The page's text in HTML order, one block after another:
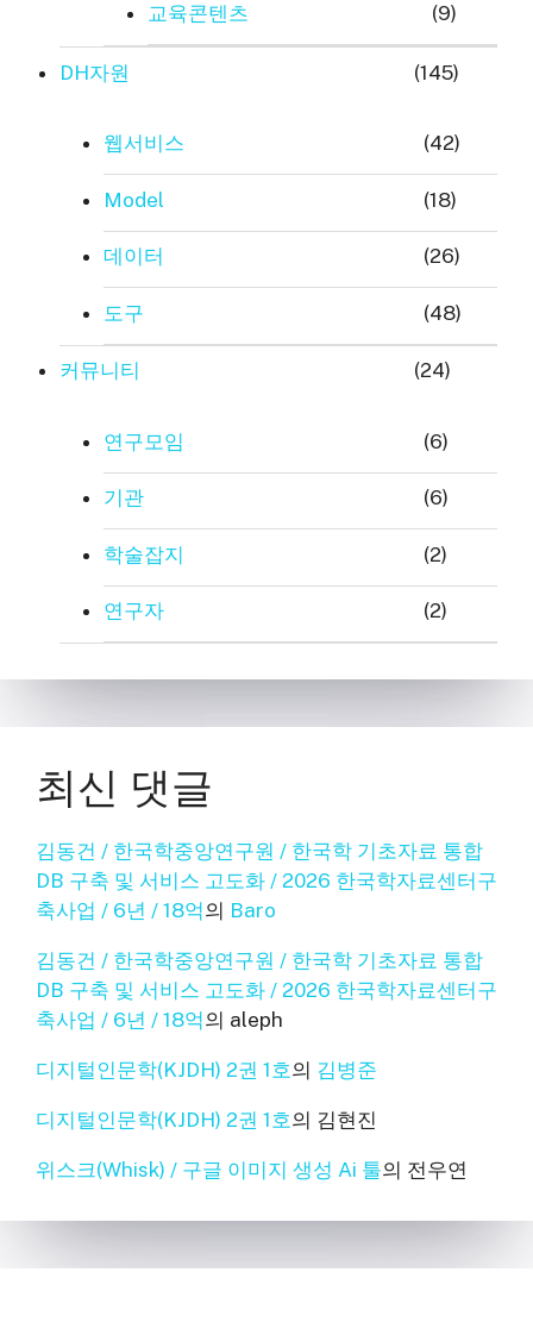
교육콘텐츠 (9)
DH자원 (145)
웹서비스 (42)
Model (18)
데이터 (26)
도구 (48)
커뮤니티 (24)
연구모임 (6)
기관 (6)
학술잡지 (2)
연구자 (2)
최신 댓글
김동건 / 한국학중앙연구원 / 한국학 기초자료 통합
DB 구축 및 서비스 고도화 / 2026 한국학자료센터구
축사업 / 6년 / 18억의 Baro
김동건 / 한국학중앙연구원 / 한국학 기초자료 통합
DB 구축 및 서비스 고도화 / 2026 한국학자료센터구
축사업 / 6년 / 18억의 aleph
디지털인문학(KJDH) 2권 1호의 김병준
디지털인문학(KJDH) 2권 1호의 김현진
위스크(Whisk) / 구글 이미지 생성 Ai 툴의 전우연